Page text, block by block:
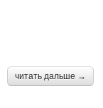
читать дальше →